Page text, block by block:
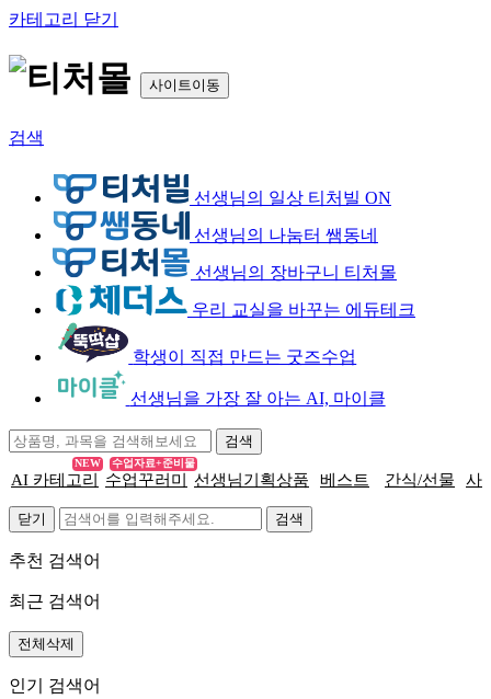
카테고리 닫기
사이트이동
검색
선생님의 일상 티처빌 ON
선생님의 나눔터 쌤동네
선생님의 장바구니 티처몰
우리 교실을 바꾸는 에듀테크
학생이 직접 만드는 굿즈수업
선생님을 가장 잘 아는 AI, 마이클
AI 카테고리
NEW
수업꾸러미
수업자료+준비물
선생님기획상품 베스트 간식/선물 사
닫기
추천 검색어
최근 검색어
전체삭제
인기 검색어